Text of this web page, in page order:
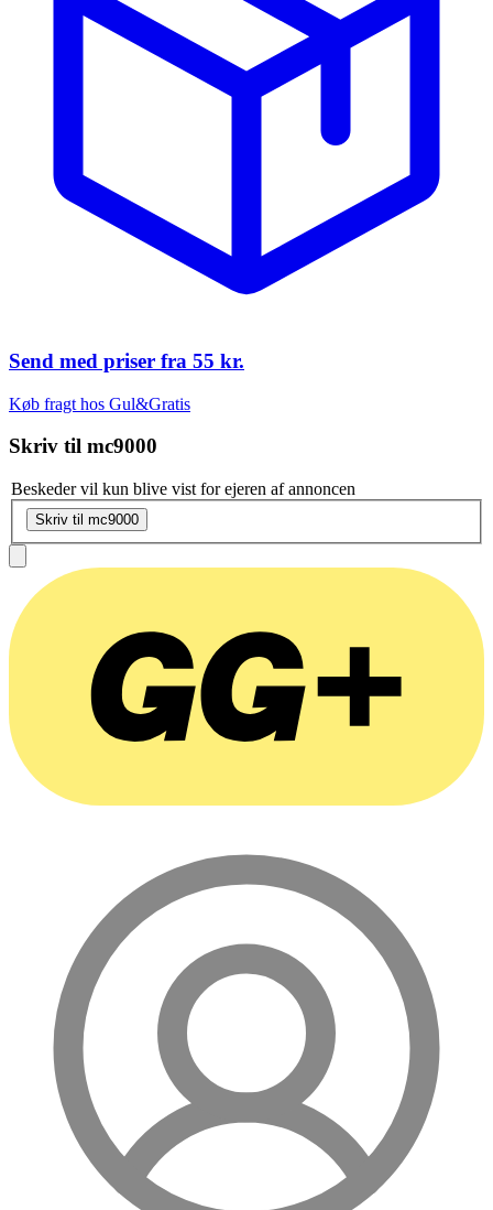
Send med priser fra 55 kr.
Køb fragt hos Gul&Gratis
Skriv til mc9000
Beskeder vil kun blive vist for ejeren af annoncen
Skriv til mc9000